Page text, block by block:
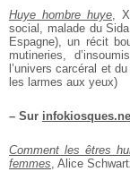
Huye hombre huye ,
social, malade du
Espagne), un récit
mutineries,
l’univers carcéral et
les larmes aux yeux)
– Sur
Comment les êtres
femmes , Alice